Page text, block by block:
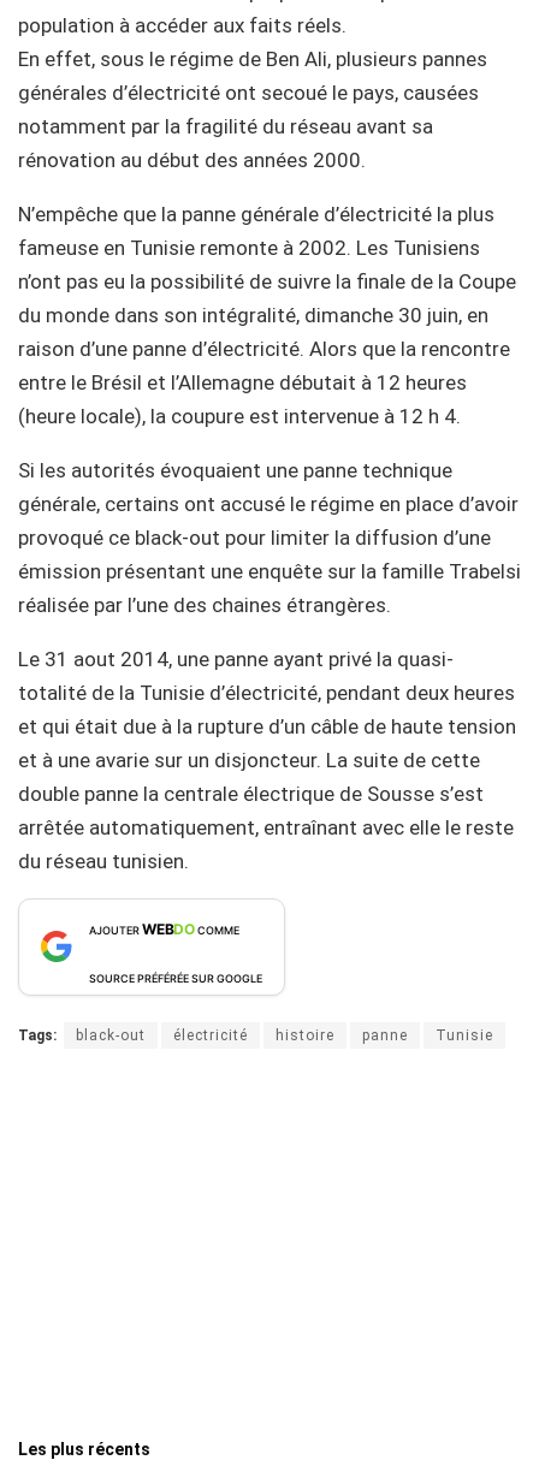
population à accéder aux faits réels.
En effet, sous le régime de Ben Ali, plusieurs pannes
générales d’électricité ont secoué le pays, causées
notamment par la fragilité du réseau avant sa
rénovation au début des années 2000.
N’empêche que la panne générale d’électricité la plus
fameuse en Tunisie remonte à 2002. Les Tunisiens
n’ont pas eu la possibilité de suivre la finale de la Coupe
du monde dans son intégralité, dimanche 30 juin, en
raison d’une panne d’électricité. Alors que la rencontre
entre le Brésil et l’Allemagne débutait à 12 heures
(heure locale), la coupure est intervenue à 12 h 4.
Si les autorités évoquaient une panne technique
générale, certains ont accusé le régime en place d’avoir
provoqué ce black-out pour limiter la diffusion d’une
émission présentant une enquête sur la famille Trabelsi
réalisée par l’une des chaines étrangères.
Le 31 aout 2014, une panne ayant privé la quasi-
totalité de la Tunisie d’électricité, pendant deux heures
et qui était due à la rupture d’un câble de haute tension
et à une avarie sur un disjoncteur. La suite de cette
double panne la centrale électrique de Sousse s’est
arrêtée automatiquement, entraînant avec elle le reste
du réseau tunisien.
AJOUTERWEBDOCOMME
SOURCE PRÉFÉRÉE SUR GOOGLE
Tags: black-out électricité histoire panne Tunisie
Les plus récents